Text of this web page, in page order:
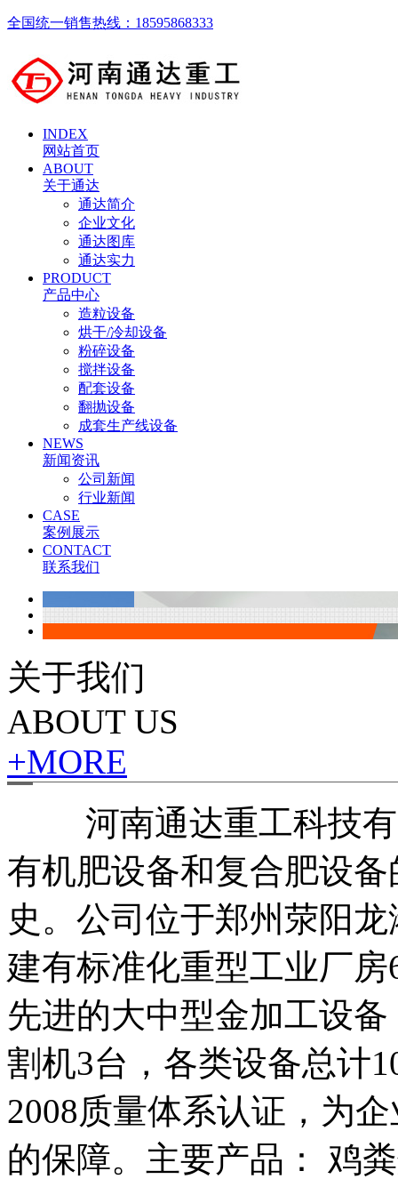
全国统一销售热线：18595868333
INDEX
网站首页
ABOUT
关于通达
通达简介
企业文化
通达图库
通达实力
PRODUCT
产品中心
造粒设备
烘干/冷却设备
粉碎设备
搅拌设备
配套设备
翻抛设备
成套生产线设备
NEWS
新闻资讯
公司新闻
行业新闻
CASE
案例展示
CONTACT
联系我们
关于我们
ABOUT US
+MORE
河南通达重工科技有
有机肥设备和复合肥设
史。公司位于郑州荥阳
建有标准化重型工业厂
先进的大中型金加工设
割机3台，各类设备总计
2008质量体系认证，为
的保障。主要产品： 鸡